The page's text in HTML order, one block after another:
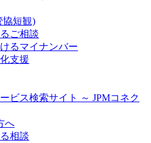
協短観)
ご相談
るマイナンバー
支援
ビス検索サイト ～ JPMコネク
へ
相談